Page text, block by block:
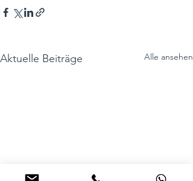
Aktuelle Beiträge Alle ansehen